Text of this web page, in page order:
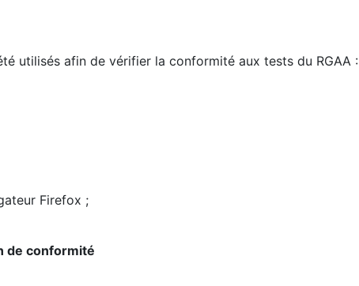
utilisés afin de vérifier la conformité aux tests du RGAA :
Firefox ;
de conformité